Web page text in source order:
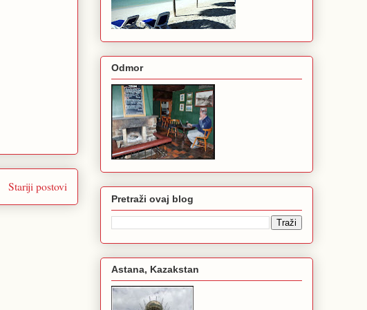
Stariji postovi
Odmor
Pretraži ovaj blog
Astana, Kazakstan